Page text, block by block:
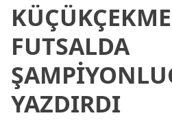
FUTSALDA
YAZDIRDI